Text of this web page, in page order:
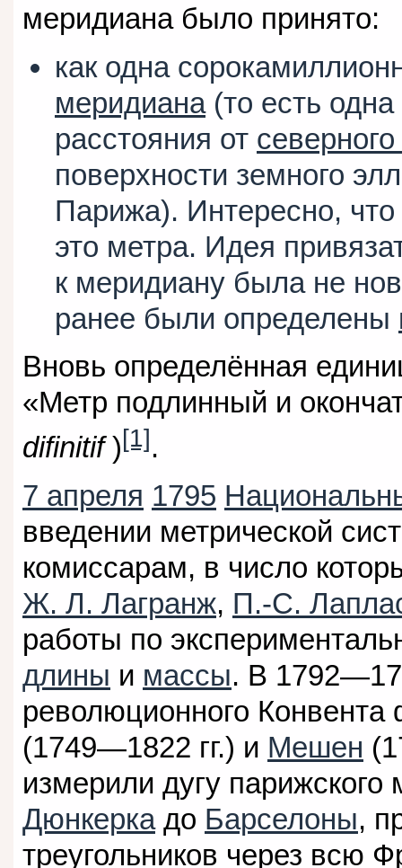
меридиана было принято:
как одна
меридиана(то есть
расстояния от
поверхности земного
Парижа). Интересно,
это метра. Идея
к меридиану была не
ранее были определены
Вновь определённая
«Метр подлинный и
difinitif)[1].
7 апреля 1795
введении метрической
комиссарам, в число
Ж. Л. Лагранж, П.-С.
работы по
длины и массы. В
революционного
(1749—1822 гг.) и Мешен
измерили дугу
Дюнкеркадо Барселоны,
треугольников через всю